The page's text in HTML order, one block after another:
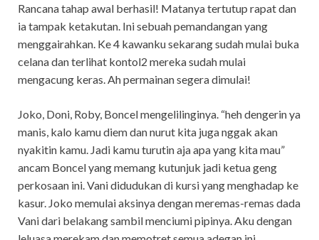
Rancana tahap awal berhasil! Matanya tertutup rapat dan
ia tampak ketakutan. Ini sebuah pemandangan yang
menggairahkan. Ke 4 kawanku sekarang sudah mulai buka
celana dan terlihat kontol2 mereka sudah mulai
mengacung keras. Ah permainan segera dimulai!
Joko, Doni, Roby, Boncel mengelilinginya. “heh dengerin ya
manis, kalo kamu diem dan nurut kita juga nggak akan
nyakitin kamu. Jadi kamu turutin aja apa yang kita mau”
ancam Boncel yang memang kutunjuk jadi ketua geng
perkosaan ini. Vani didudukan di kursi yang menghadap ke
kasur. Joko memulai aksinya dengan meremas-remas dada
Vani dari belakang sambil menciumi pipinya. Aku dengan